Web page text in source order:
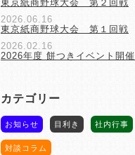
東京紙商野球大会 第２回戦
2026.06.16
東京紙商野球大会 第１回戦
2026.02.16
2026年度 餅つきイベント開催
カテゴリー
お知らせ 目利き 社内行事
対談コラム